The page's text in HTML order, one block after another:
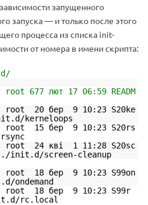
запущенного
запуска — и только после этого
процесса из списка init-
от номера в имени скрипта:
677 лют 17 06:59 READM
root 20 бер 9 10:23 S20ke
kerneloops
root 15 бер 9 10:23 S20rs
root 24 кві 1 11:28 S20sc
init.d/screen-cleanup
root 18 бер 9 10:23 S99on
ondemand
root 18 бер 9 10:23 S99r
rc.local